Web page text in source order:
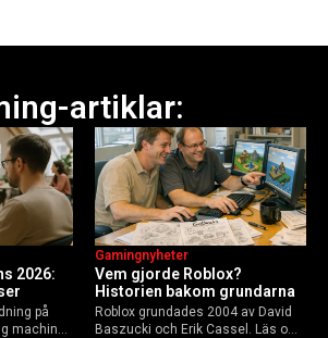
artiklar:
2026:
på
machine
Vem gjorde Roblox?
Historien bakom grundarna
Gamingnyheter
Roblox grundades 2004 av David
Baszucki och Erik Cassel. Läs om